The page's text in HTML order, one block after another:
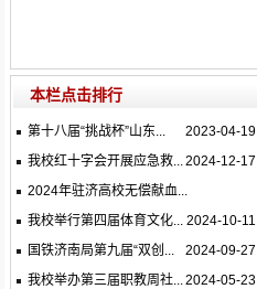
本栏点击排行
第十八届“挑战杯”山东...
2023-04-19
我校红十字会开展应急救...2024-12-17
2024年驻济高校无偿献血...
2024-10-11
我校举行第四届体育文化...
2024-09-27
国铁济南局第九届“双创...
2024-05-23
我校举办第三届职教周社...